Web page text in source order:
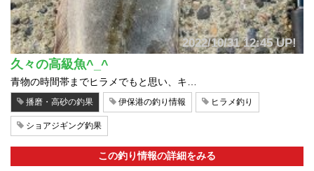
2022/10/31 12:45 UP!
久々の高級魚^_^
青物の時間帯までヒラメでもと思い、キ…
播磨・高砂の釣果 伊保港の釣り情報 ヒラメ釣り
ショアジギング釣果
この釣り情報の詳細をみる